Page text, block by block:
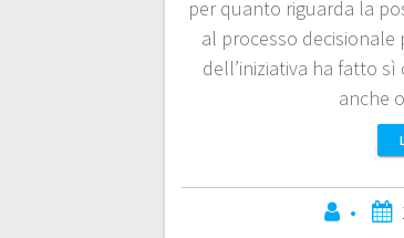
per quanto riguarda la
al processo decisionale
dell’iniziativa ha fatto sì
anche
•